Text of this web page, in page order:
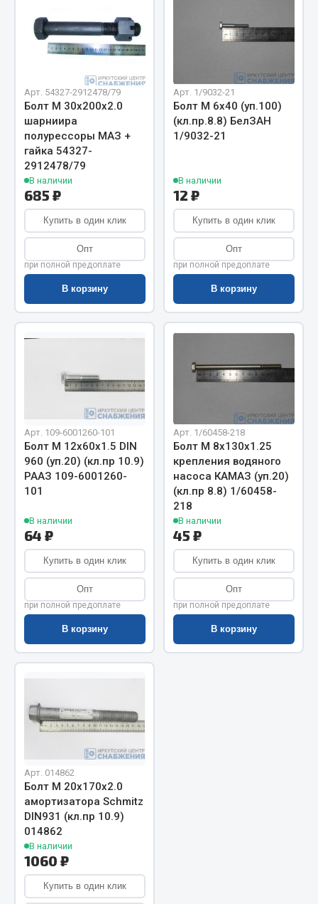
Цепи подъёмные
Весь раздел
РТИ
Кольца уплотнительные
Лента конвейерная
Манжеты
Паронит
Прокладки
Рукава высокого давления
Автолампы
Блоки реле и предохранителей
Вилки нагрузочные
Выключатели и переключатели клавишные
Выключатель массы
Изолента
Показать ещё
Весь раздел
Весь раздел
Запчасти КамАЗ
Двигатель
Система питания
Система охлаждения
Сцепление
Коробка передач
Арт. 54327-2912478/79
Болт М 30х200х2.0
шарниира
полурессоры МАЗ +
гайка 54327-
2912478/79
В наличии
685 ₽
Купить в один клик
Опт
при полной предоплате
В корзину
Арт. 1/9032-21
Болт М 6х40 (уп.100)
(кл.пр.8.8) БелЗАН
1/9032-21
В наличии
12 ₽
Купить в один клик
Опт
при полной предоплате
В корзину
Арт. 109-6001260-101
Болт М 12х60х1.5 DIN
960 (уп.20) (кл.пр 10.9)
РААЗ 109-6001260-
101
В наличии
64 ₽
Купить в один клик
Опт
при полной предоплате
В корзину
Арт. 1/60458-218
Болт М 8х130х1.25
крепления водяного
насоса КАМАЗ (уп.20)
(кл.пр 8.8) 1/60458-
218
В наличии
45 ₽
Купить в один клик
Опт
при полной предоплате
В корзину
Арт. 014862
Болт М 20х170х2.0
амортизатора Schmitz
DIN931 (кл.пр 10.9)
014862
В наличии
1060 ₽
Купить в один клик